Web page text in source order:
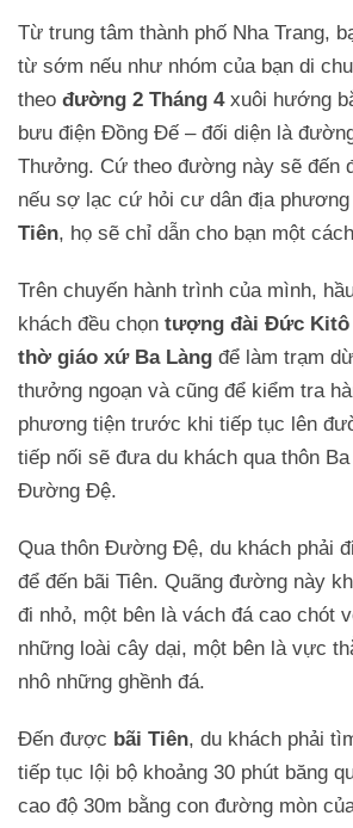
Từ trung tâm thành phố Nha Trang,
từ sớm nếu như nhóm của bạn di
theo đường 2 Tháng 4xuôi hướng
bưu điện Đồng Đế – đối diện là
Thưởng. Cứ theo đường này sẽ đến
nếu sợ lạc cứ hỏi cư dân địa
Tiên, họ sẽ chỉ dẫn cho bạn một
Trên chuyến hành trình của mình,
khách đều chọn tượng đài Đức Kitô
thờ giáo xứ Ba Làng để làm trạm
thưởng ngoạn và cũng để kiểm tra
phương tiện trước khi tiếp tục lên
tiếp nối sẽ đưa du khách qua thôn
Đường Đệ.
Qua thôn Đường Đệ, du khách phải
để đến bãi Tiên. Quãng đường này
đi nhỏ, một bên là vách đá cao chót
những loài cây dại, một bên là vực
nhô những ghềnh đá.
Đến được bãi Tiên, du khách phải
tiếp tục lội bộ khoảng 30 phút băng
cao độ 30m bằng con đường mòn